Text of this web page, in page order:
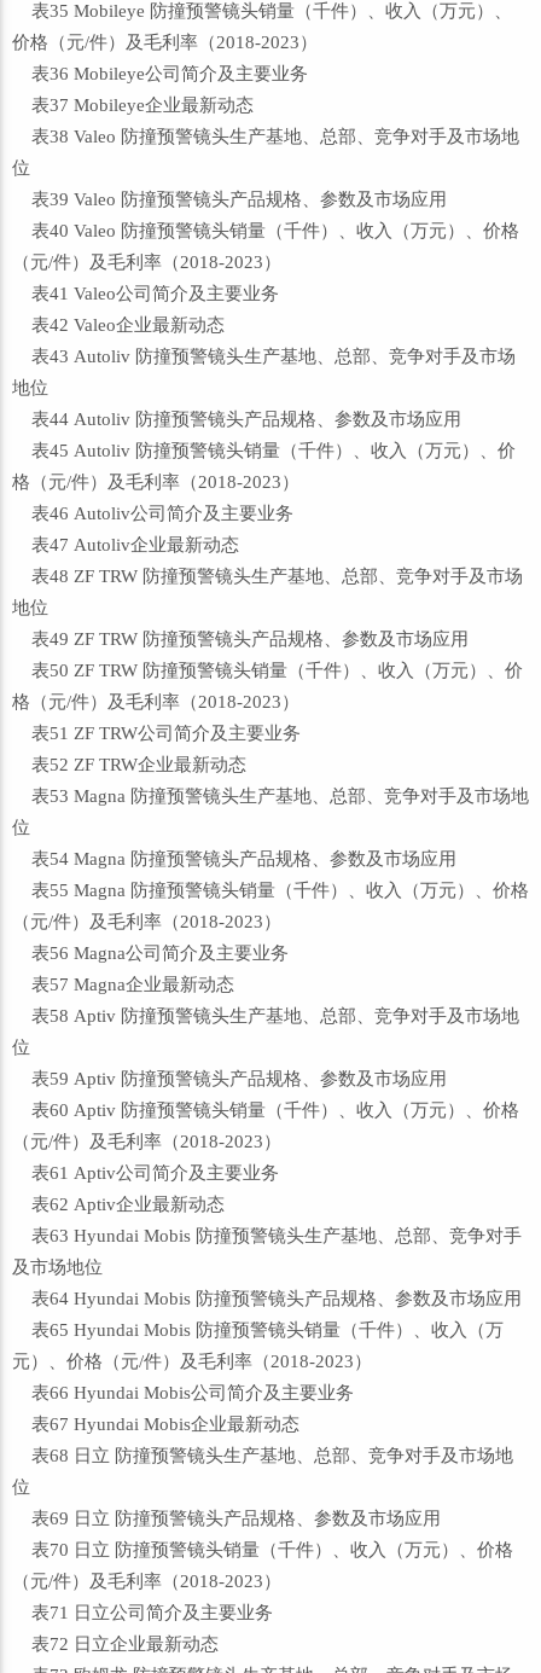
表35 Mobileye 防撞预警镜头销量（千件）、收入（万元）、
价格（元/件）及毛利率（2018-2023）
表36 Mobileye公司简介及主要业务
表37 Mobileye企业最新动态
表38 Valeo 防撞预警镜头生产基地、总部、竞争对手及市场地
位
表39 Valeo 防撞预警镜头产品规格、参数及市场应用
表40 Valeo 防撞预警镜头销量（千件）、收入（万元）、价格
（元/件）及毛利率（2018-2023）
表41 Valeo公司简介及主要业务
表42 Valeo企业最新动态
表43 Autoliv 防撞预警镜头生产基地、总部、竞争对手及市场
地位
表44 Autoliv 防撞预警镜头产品规格、参数及市场应用
表45 Autoliv 防撞预警镜头销量（千件）、收入（万元）、价
格（元/件）及毛利率（2018-2023）
表46 Autoliv公司简介及主要业务
表47 Autoliv企业最新动态
表48 ZF TRW 防撞预警镜头生产基地、总部、竞争对手及市场
地位
表49 ZF TRW 防撞预警镜头产品规格、参数及市场应用
表50 ZF TRW 防撞预警镜头销量（千件）、收入（万元）、价
格（元/件）及毛利率（2018-2023）
表51 ZF TRW公司简介及主要业务
表52 ZF TRW企业最新动态
表53 Magna 防撞预警镜头生产基地、总部、竞争对手及市场地
位
表54 Magna 防撞预警镜头产品规格、参数及市场应用
表55 Magna 防撞预警镜头销量（千件）、收入（万元）、价格
（元/件）及毛利率（2018-2023）
表56 Magna公司简介及主要业务
表57 Magna企业最新动态
表58 Aptiv 防撞预警镜头生产基地、总部、竞争对手及市场地
位
表59 Aptiv 防撞预警镜头产品规格、参数及市场应用
表60 Aptiv 防撞预警镜头销量（千件）、收入（万元）、价格
（元/件）及毛利率（2018-2023）
表61 Aptiv公司简介及主要业务
表62 Aptiv企业最新动态
表63 Hyundai Mobis 防撞预警镜头生产基地、总部、竞争对手
及市场地位
表64 Hyundai Mobis 防撞预警镜头产品规格、参数及市场应用
表65 Hyundai Mobis 防撞预警镜头销量（千件）、收入（万
元）、价格（元/件）及毛利率（2018-2023）
表66 Hyundai Mobis公司简介及主要业务
表67 Hyundai Mobis企业最新动态
表68 日立 防撞预警镜头生产基地、总部、竞争对手及市场地
位
表69 日立 防撞预警镜头产品规格、参数及市场应用
表70 日立 防撞预警镜头销量（千件）、收入（万元）、价格
（元/件）及毛利率（2018-2023）
表71 日立公司简介及主要业务
表72 日立企业最新动态